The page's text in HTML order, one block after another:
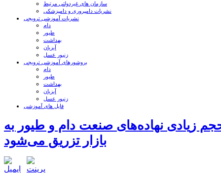
سازمان های غیردولتی مرتبط
نشریات دامپروری و دامپزشکی
نشریات آموزشی ترویجی
دام
طیور
بهداشت
آبزیان
زنبور عسل
بروشورهای آموزشی ترویجی
دام
طیور
بهداشت
آبزیان
زنبور عسل
فایل های آموزشی
زیادی نهاده‌های صنعت دام و طیور به
بازار تزریق می‌شود